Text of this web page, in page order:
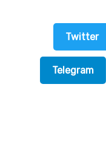
Twitter
Telegram